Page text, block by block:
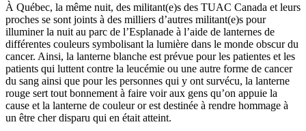
À Québec, la même nuit, des militant(e)s des TUAC Canada et leurs
proches se sont joints à des milliers d’autres militant(e)s pour
illuminer la nuit au parc de l’Esplanade à l’aide de lanternes de
différentes couleurs symbolisant la lumière dans le monde obscur du
cancer. Ainsi, la lanterne blanche est prévue pour les patientes et les
patients qui luttent contre la leucémie ou une autre forme de cancer
du sang ainsi que pour les personnes qui y ont survécu, la lanterne
rouge sert tout bonnement à faire voir aux gens qu’on appuie la
cause et la lanterne de couleur or est destinée à rendre hommage à
un être cher disparu qui en était atteint.